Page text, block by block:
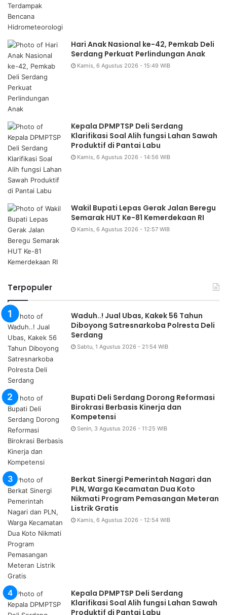
Hari Anak Nasional ke-42, Pemkab Deli
Serdang Perkuat Perlindungan Anak
Kamis, 6 Agustus 2026 - 15:49 WIB
Kepala DPMPTSP Deli Serdang
Klarifikasi Soal Alih fungsi Lahan Sawah
Produktif di Pantai Labu
Kamis, 6 Agustus 2026 - 14:56 WIB
Wakil Bupati Lepas Gerak Jalan Beregu
Semarak HUT Ke-81 Kemerdekaan RI
Kamis, 6 Agustus 2026 - 12:57 WIB
Terpopuler
Waduh..! Jual Ubas, Kakek 56 Tahun
Diboyong Satresnarkoba Polresta Deli
Serdang
Sabtu, 1 Agustus 2026 - 21:54 WIB
Bupati Deli Serdang Dorong Reformasi
Birokrasi Berbasis Kinerja dan
Kompetensi
Senin, 3 Agustus 2026 - 11:25 WIB
Berkat Sinergi Pemerintah Nagari dan
PLN, Warga Kecamatan Dua Koto
Nikmati Program Pemasangan Meteran
Listrik Gratis
Kamis, 6 Agustus 2026 - 12:54 WIB
Kepala DPMPTSP Deli Serdang
Klarifikasi Soal Alih fungsi Lahan Sawah
Produktif di Pantai Labu